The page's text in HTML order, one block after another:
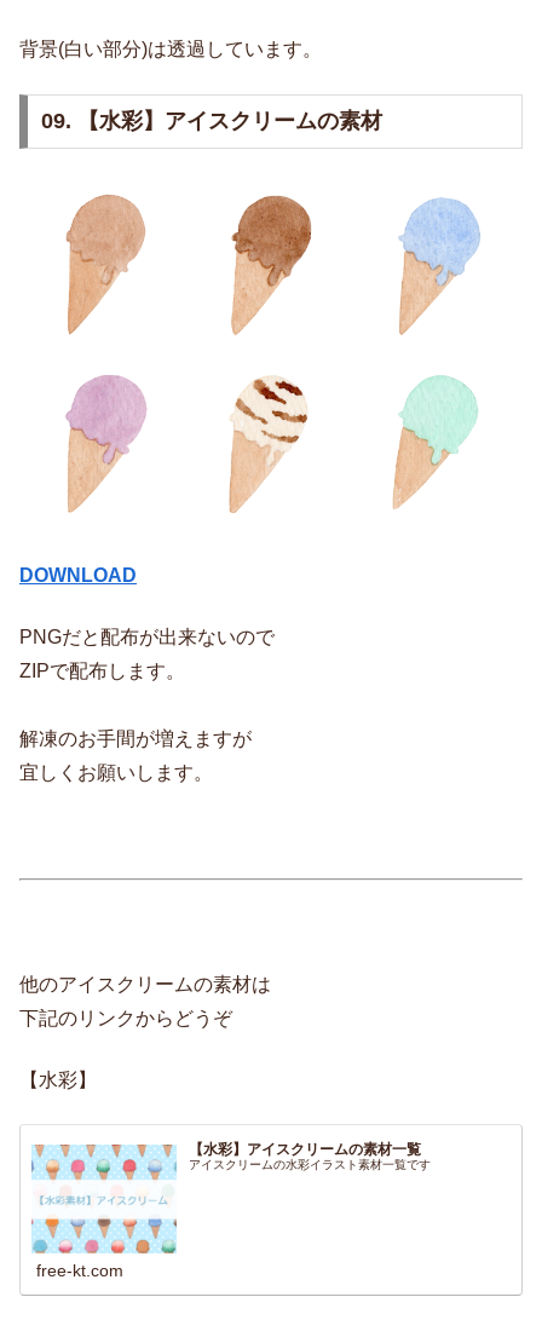
背景(白い部分)は透過しています。
09. 【水彩】アイスクリームの素材
DOWNLOAD
PNGだと配布が出来ないので
ZIPで配布します。
解凍のお手間が増えますが
宜しくお願いします。
他のアイスクリームの素材は
下記のリンクからどうぞ
【水彩】
【水彩】アイスクリームの素材一覧
アイスクリームの水彩イラスト素材一覧です
free-kt.com